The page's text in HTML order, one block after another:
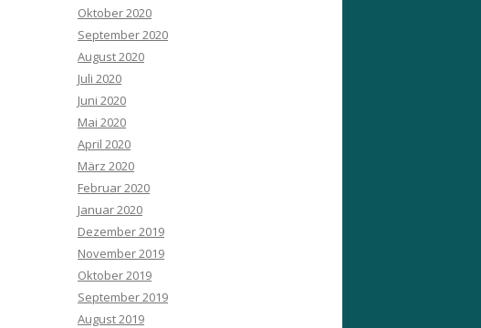
Oktober 2020
September 2020
August 2020
Juli 2020
Juni 2020
Mai 2020
April 2020
März 2020
Februar 2020
Januar 2020
Dezember 2019
November 2019
Oktober 2019
September 2019
August 2019